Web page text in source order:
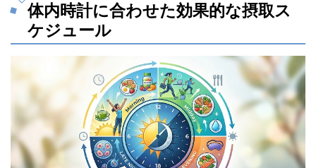
体内時計に合わせた効果的な摂取ス
ケジュール